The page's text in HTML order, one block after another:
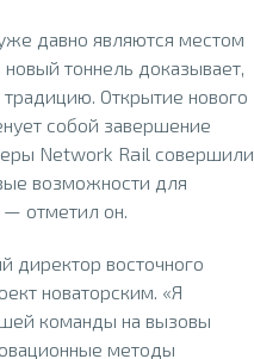
давно являются местом
тоннель доказывает,
Открытие нового
собой завершение
Network Rail совершили
возможности для
отметил он.
директор восточного
новаторским. «Я
команды на вызовы
методы